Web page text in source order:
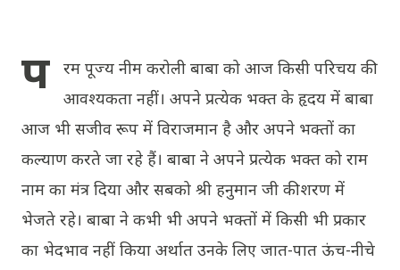
प
रम पूज्य नीम करोली बाबा को आज किसी परिचय की
आवश्यकता नहीं। अपने प्रत्येक भक्त के हृदय में बाबा
आज भी सजीव रूप में विराजमान है और अपने भक्तों का
कल्याण करते जा रहे हैं। बाबा ने अपने प्रत्येक भक्त को राम
नाम का मंत्र दिया और सबको श्री हनुमान जी की शरण में
भेजते रहे। बाबा ने कभी भी अपने भक्तों में किसी भी प्रकार
का भेदभाव नहीं किया अर्थात उनके लिए जात-पात ऊंच-नीचे